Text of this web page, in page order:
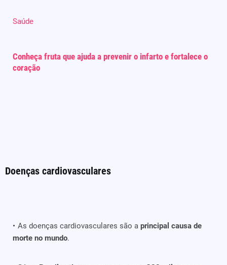
Saúde
Conheça fruta que ajuda a prevenir o infarto e fortalece o
coração
Doenças cardiovasculares
As doenças cardiovasculares são a principal causa de
morte no mundo.